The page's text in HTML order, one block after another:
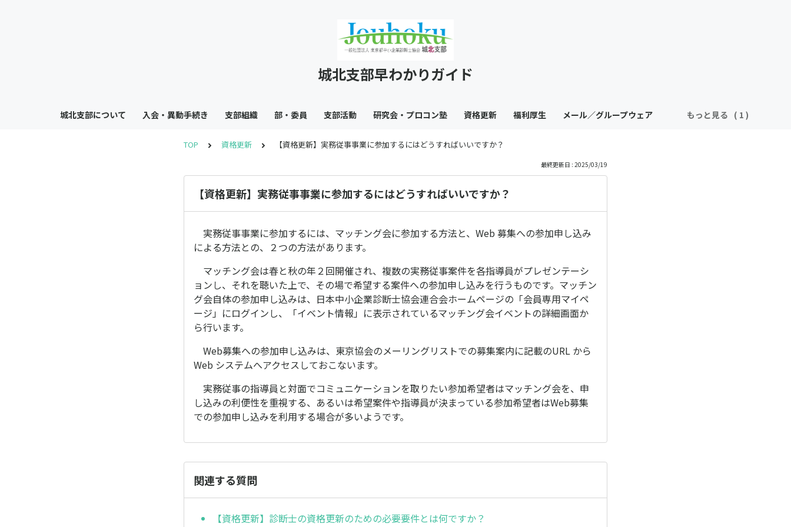
城北支部早わかりガイド
城北支部について 入会・異動手続き 支部組織 部・委員 支部活動 研究会・プロコン塾 資格更新 福利厚生 メール／グループウェア もっと見る
TOP 資格更新 【資格更新】実務従事事業に参加するにはどうすればいいですか？
最終更新日 : 2025/03/19
【資格更新】実務従事事業に参加するにはどうすればいいですか？
実務従事事業に参加するには、マッチング会に参加する方法と、Web 募集への参加申し込み
による方法との、２つの方法があります。
マッチング会は春と秋の年２回開催され、複数の実務従事案件を各指導員がプレゼンテーシ
ョンし、それを聴いた上で、その場で希望する案件への参加申し込みを行うものです。マッチン
グ会自体の参加申し込みは、日本中小企業診断士協会連合会ホームページの「会員専用マイペ
ージ」にログインし、「イベント情報」に表示されているマッチング会イベントの詳細画面か
ら行います。
Web募集への参加申し込みは、東京協会のメーリングリストでの募集案内に記載のURL から
Web システムへアクセスしておこないます。
実務従事の指導員と対面でコミュニケーションを取りたい参加希望者はマッチング会を、申
し込みの利便性を重視する、あるいは希望案件や指導員が決まっている参加希望者はWeb募集
での参加申し込みを利用する場合が多いようです。
関連する質問
【資格更新】診断士の資格更新のための必要要件とは何ですか？